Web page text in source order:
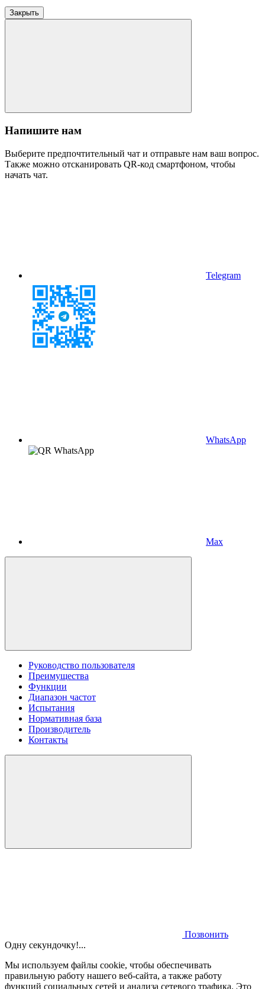
Закрыть
Напишите нам
Выберите предпочтительный чат и отправьте нам ваш вопрос.
Также можно отсканировать QR-код смартфоном, чтобы
начать чат.
Telegram
WhatsApp
Max
Руководство пользователя
Преимущества
Функции
Диапазон частот
Испытания
Нормативная база
Производитель
Контакты
Позвонить
Одну секундочку!...
Мы используем файлы cookie, чтобы обеспечивать
правильную работу нашего веб-сайта, а также работу
функций социальных сетей и анализа сетевого трафика. Это